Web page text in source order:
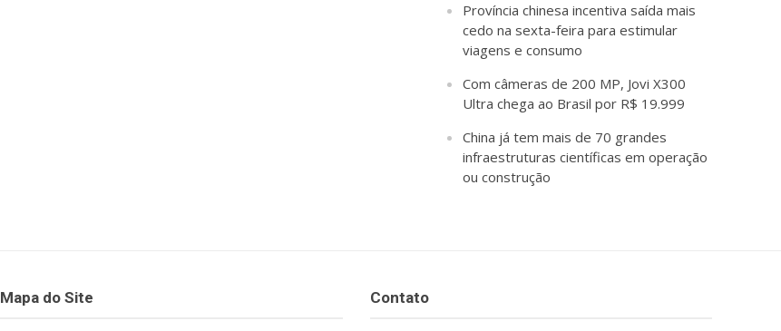
Província chinesa incentiva saída mais
cedo na sexta-feira para estimular
viagens e consumo
Com câmeras de 200 MP, Jovi X300
Ultra chega ao Brasil por R$ 19.999
China já tem mais de 70 grandes
infraestruturas científicas em operação
ou construção
Mapa do Site Contato